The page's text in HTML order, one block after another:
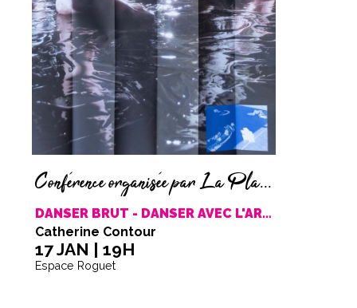
Conférence organisée par La Place de la Danse et l'Isdat
DANSER BRUT - DANSER AVEC L'ART HYPNOTIQUE
Catherine Contour
17 JAN | 19H
Espace Roguet